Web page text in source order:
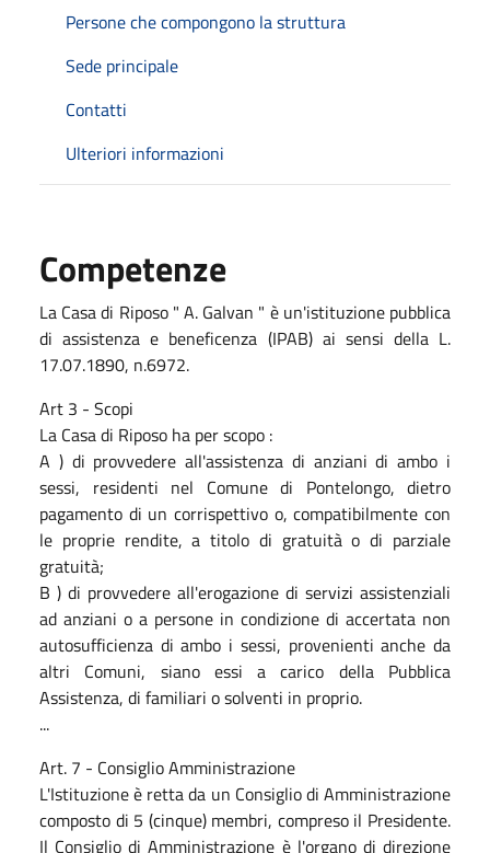
Persone che compongono la struttura
Sede principale
Contatti
Ulteriori informazioni
Competenze
La Casa di Riposo " A. Galvan " è un'istituzione pubblica
di assistenza e beneficenza (IPAB) ai sensi della L.
17.07.1890, n.6972.
Art 3 - Scopi
La Casa di Riposo ha per scopo :
A ) di provvedere all'assistenza di anziani di ambo i
sessi, residenti nel Comune di Pontelongo, dietro
pagamento di un corrispettivo o, compatibilmente con
le proprie rendite, a titolo di gratuità o di parziale
gratuità;
B ) di provvedere all'erogazione di servizi assistenziali
ad anziani o a persone in condizione di accertata non
autosufficienza di ambo i sessi, provenienti anche da
altri Comuni, siano essi a carico della Pubblica
Assistenza, di familiari o solventi in proprio.
...
Art. 7 - Consiglio Amministrazione
L'Istituzione è retta da un Consiglio di Amministrazione
composto di 5 (cinque) membri, compreso il Presidente.
Il Consiglio di Amministrazione è l'organo di direzione